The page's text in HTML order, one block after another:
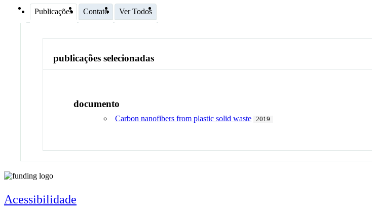
Publicações Contato Ver Todos
publicações selecionadas
documento
Carbon nanofibers from plastic solid waste 2019
Acessibilidade